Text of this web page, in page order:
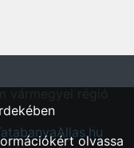
olvassa